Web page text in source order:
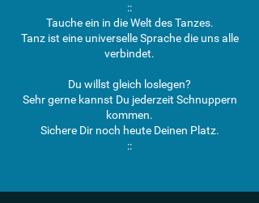
::
Tauche ein in die Welt des Tanzes.
Tanz ist eine universelle Sprache die uns alle
verbindet.
Du willst gleich loslegen?
Sehr gerne kannst Du jederzeit Schnuppern
kommen.
Sichere Dir noch heute Deinen Platz.
::